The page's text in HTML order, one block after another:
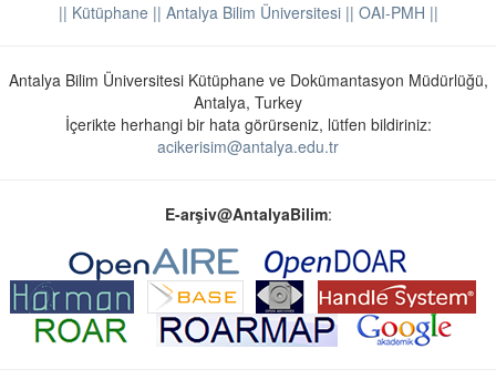
|| Kütüphane || Antalya Bilim Üniversitesi || OAI-PMH ||
Antalya Bilim Üniversitesi Kütüphane ve Dokümantasyon Müdürlüğü,
Antalya, Turkey
İçerikte herhangi bir hata görürseniz, lütfen bildiriniz:
acikerisim@antalya.edu.tr
E-arşiv@AntalyaBilim: